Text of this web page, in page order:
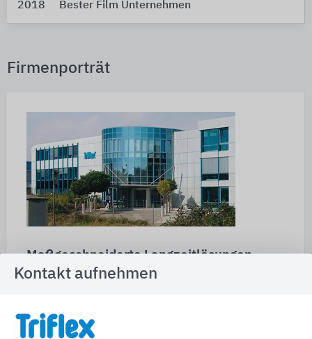
2018 Bester Film Unternehmen
Firmenporträt
Maßgeschneiderte Langzeitlösungen
eine breite Produktpalette für unterschiedlichste
Bereiche.
Kontakt aufnehmen